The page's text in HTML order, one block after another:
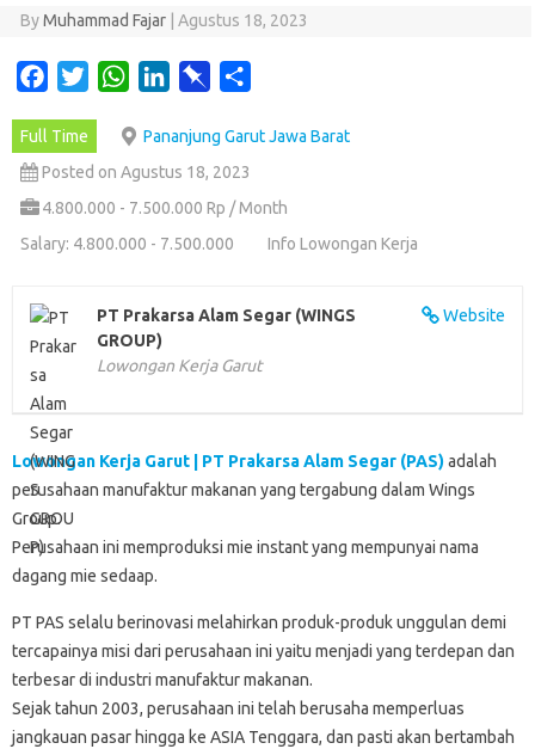
ByMuhammad Fajar Agustus 18, 2023
c
e
b
t
t
W
a
t
s
n
k
e
n
b
o
a
e
Full Time
Pananjung Garut Jawa Barat
Posted on Agustus 18, 2023
4.800.000 - 7.500.000 Rp / Month
Salary: 4.800.000 - 7.500.000
Info Lowongan Kerja
Website
PT Prakarsa Alam Segar (WINGS
GROUP)
Lowongan Kerja Garut
Lowongan Kerja Garut | PT Prakarsa Alam Segar (PAS)adalah
perusahaan manufaktur makanan yang tergabung dalam Wings
Group.
Perusahaan ini memproduksi mie instant yang mempunyai nama
dagang mie sedaap.
PT PAS selalu berinovasi melahirkan produk-produk unggulan demi
tercapainya misi dari perusahaan ini yaitu menjadi yang terdepan dan
terbesar di industri manufaktur makanan.
Sejak tahun 2003, perusahaan ini telah berusaha memperluas
jangkauan pasar hingga ke ASIA Tenggara, dan pasti akan bertambah